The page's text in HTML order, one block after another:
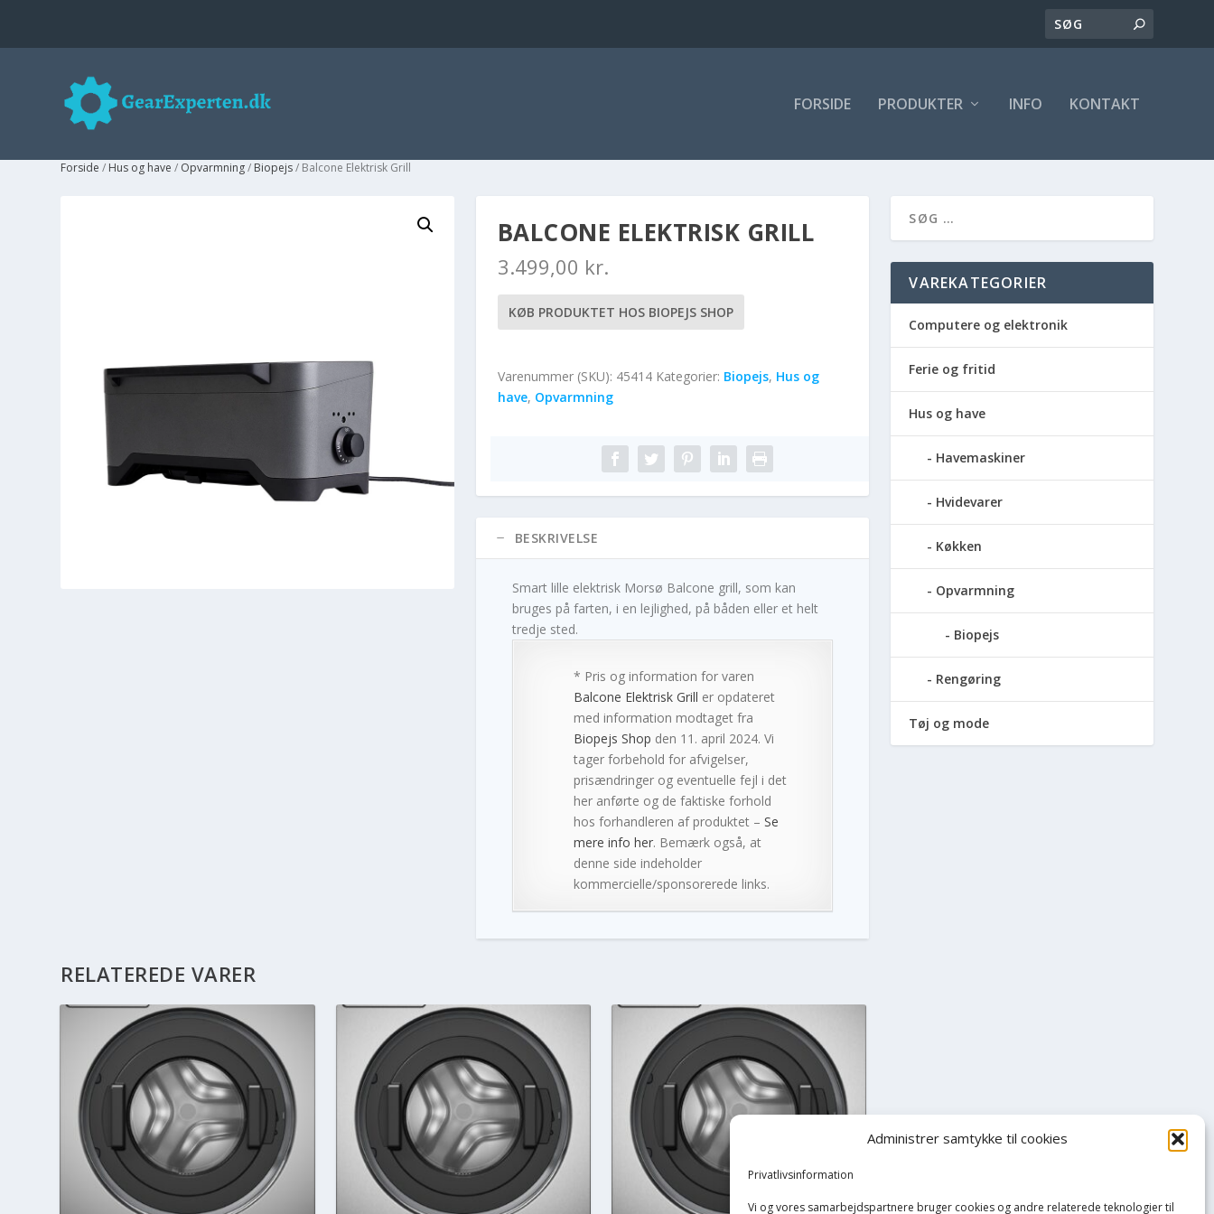
Administrer samtykke til cookies
Privatlivsinformation
Vi og vores samarbejdspartnere bruger cookies og andre relaterede teknologier til
FORSIDE PRODUKTER INFO KONTAKT
Forside / Hus og have / Opvarmning/ Biopejs/ Balcone Elektrisk Grill
BALCONE ELEKTRISK GRILL
3.499,00 kr.
KØB PRODUKTET HOS BIOPEJS SHOP
Varenummer (SKU): 45414 Kategorier: Biopejs, Hus og
have, Opvarmning
BESKRIVELSE
Smart lille elektrisk Morsø Balcone grill, som kan
bruges på farten, i en lejlighed, på båden eller et helt
tredje sted.
* Pris og information for varen
Balcone Elektrisk Grill er opdateret
med information modtaget fra
Biopejs Shop den 11. april 2024. Vi
tager forbehold for afvigelser,
prisændringer og eventuelle fejl i det
her anførte og de faktiske forhold
hos forhandleren af produktet – Se
mere info her. Bemærk også, at
denne side indeholder
kommercielle/sponsorerede links.
RELATEREDE VARER
VAREKATEGORIER
Computere og elektronik
Ferie og fritid
Hus og have
Havemaskiner
Hvidevarer
Køkken
Opvarmning
Biopejs
Rengøring
Tøj og mode